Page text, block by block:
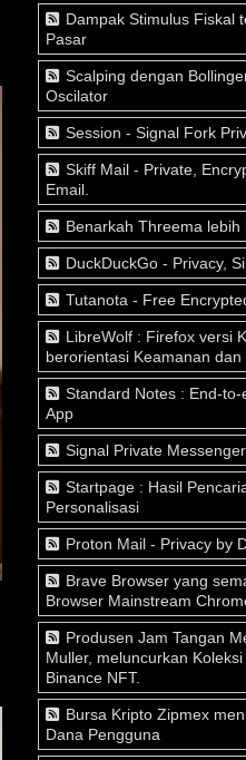
Dampak Stimulus Fiskal
Pasar
Scalping dengan
Oscilator
Session - Signal Fork
Skiff Mail - Private,
Email.
Benarkah Threema lebih
DuckDuckGo - Privacy,
Tutanota - Free
LibreWolf : Firefox versi
berorientasi Keamanan dan
Standard Notes : End-
App
Signal Private
Startpage : Hasil
Personalisasi
Proton Mail - Privacy by
Brave Browser yang
Browser Mainstream
Produsen Jam Tangan
Muller, meluncurkan
Binance NFT.
Bursa Kripto Zipmex
Dana Pengguna